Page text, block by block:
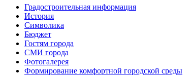
Градостроительная информация
История
Символика
Бюджет
Гостям города
СМИ города
Фотогалерея
Формирование комфортной городской среды